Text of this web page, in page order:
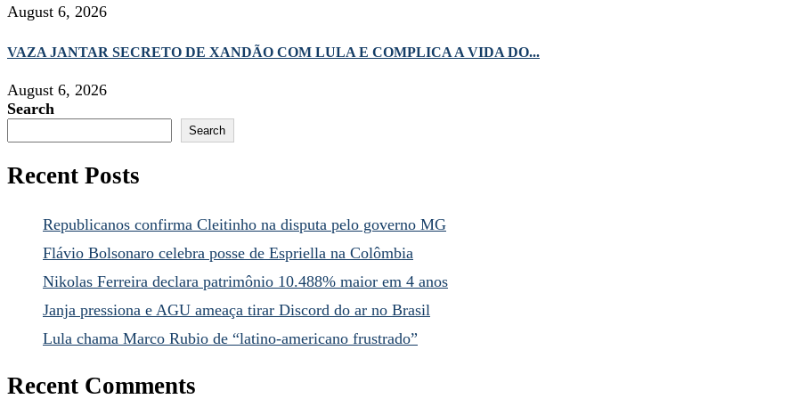
August 6, 2026
VAZA JANTAR SECRETO DE XANDÃO COM LULA E COMPLICA A VIDA DO...
August 6, 2026
Search
Search
Recent Posts
Republicanos confirma Cleitinho na disputa pelo governo MG
Flávio Bolsonaro celebra posse de Espriella na Colômbia
Nikolas Ferreira declara patrimônio 10.488% maior em 4 anos
Janja pressiona e AGU ameaça tirar Discord do ar no Brasil
Lula chama Marco Rubio de “latino-americano frustrado”
Recent Comments